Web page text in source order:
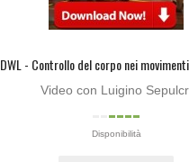
DWL - Controllo del corpo nei
Video con Luigino
Disponibilità